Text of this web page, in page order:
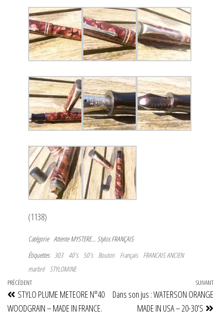
(1138)
Catégorie Attente MYSTERE... Stylos FRANÇAIS
Étiquettes 303 40's 50's Bouton Français
FRANCAIS ANCIEN
marbré STYLOMINE
Navigation
de
Article
précédent
PRÉCÉDENT
STYLO PLUME METEORE N°40
WOODGRAIN – MADE IN FRANCE.
SUIVANT
Dans son jus : WATERSON ORANGE
MADE IN USA – 20-30’S